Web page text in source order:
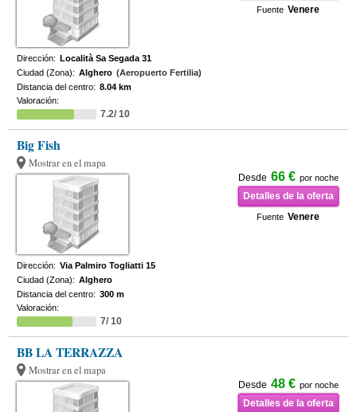
Fuente Venere
Dirección: Località Sa Segada 31
Ciudad (Zona): Alghero (Aeropuerto Fertilia)
Distancia del centro: 8.04 km
Valoración:
7.2/ 10
Big Fish
Mostrar en el mapa
Desde 66 € por noche
Detalles de la oferta
Fuente Venere
Dirección: Via Palmiro Togliatti 15
Ciudad (Zona): Alghero
Distancia del centro: 300 m
Valoración:
7/ 10
BB LA TERRAZZA
Mostrar en el mapa
Desde 48 € por noche
Detalles de la oferta